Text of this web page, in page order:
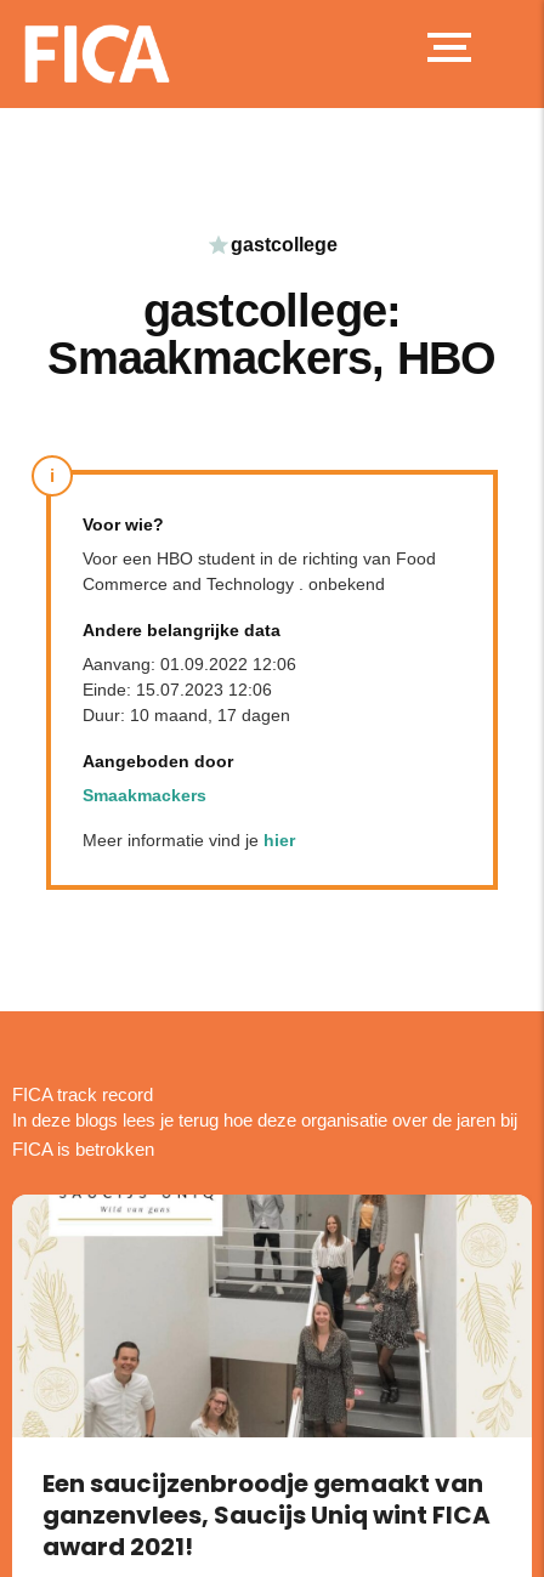
gastcollege
gastcollege:
Smaakmackers, HBO
i
Voor wie?
Voor een HBO student in de richting van Food
Commerce and Technology . onbekend
Andere belangrijke data
Aanvang: 01.09.2022 12:06
Einde: 15.07.2023 12:06
Duur: 10 maand, 17 dagen
Aangeboden door
Smaakmackers
Meer informatie vind je hier
FICA track record
In deze blogs lees je terug hoe deze organisatie over de jaren bij
FICA is betrokken
Een saucijzenbroodje gemaakt van
ganzenvlees, Saucijs Uniq wint FICA
award 2021!